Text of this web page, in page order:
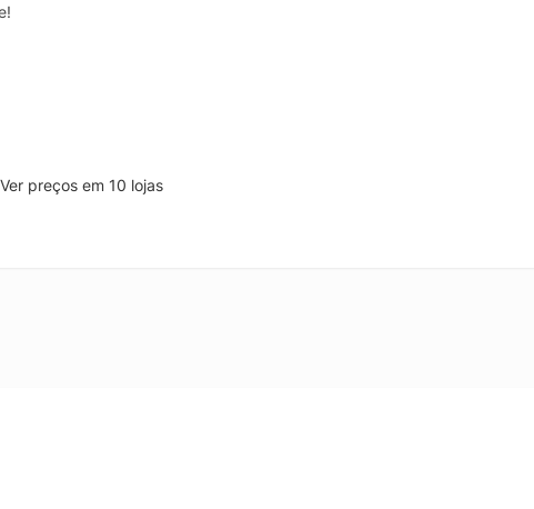
Ver preços em 10 lojas